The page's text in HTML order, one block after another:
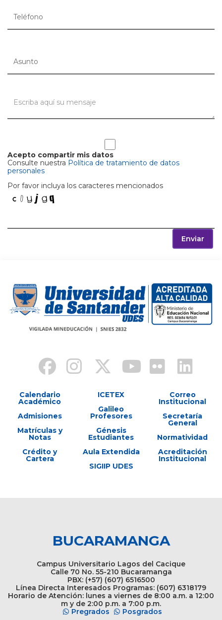
Acepto compartir mis datos
Consulte nuestra Política de tratamiento de datos
personales
Por favor incluya los caracteres mencionados
Enviar
Calendario
Académico
Admisiones
Matrículas y
Notas
Crédito y
Cartera
ICETEX
Galileo
Profesores
Génesis
Estudiantes
Aula Extendida
SIGIIP UDES
Correo
Institucional
Secretaría
General
Normatividad
Acreditación
Institucional
BUCARAMANGA
Campus Universitario Lagos del Cacique
Calle 70 No. 55-210 Bucaramanga
PBX: (+57) (607) 6516500
Línea Directa Interesados Programas: (607) 6318179
Horario de Atención: lunes a viernes de 8:00 a.m. a 12:00
m y de 2:00 p.m. a 7:00 p.m.
Pregrados
Posgrados